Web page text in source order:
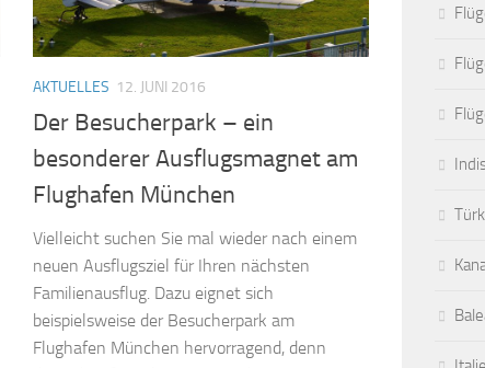
AKTUELLES 12. JUNI 2016
Der Besucherpark – ein
besonderer Ausflugsmagnet am
Flughafen München
Vielleicht suchen Sie mal wieder nach einem
neuen Ausflugsziel für Ihren nächsten
Familienausflug. Dazu eignet sich
beispielsweise der Besucherpark am
Flughafen München hervorragend, denn